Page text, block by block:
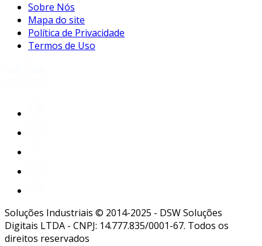
Sobre Nós
Mapa do site
Política de Privacidade
Termos de Uso
Soluções Industriais © 2014-2025 - DSW Soluções
Digitais LTDA - CNPJ: 14.777.835/0001-67. Todos os
direitos reservados